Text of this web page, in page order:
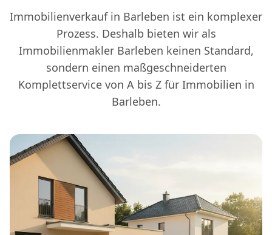
Immobilienverkauf in Barleben ist ein komplexer
Prozess. Deshalb bieten wir als
Immobilienmakler Barleben keinen Standard,
sondern einen maßgeschneiderten
Komplettservice von A bis Z für Immobilien in
Barleben.